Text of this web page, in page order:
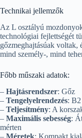
Technikai jellemzők
Az L osztályú
technológiai fejlettségét
gőzmeghajtásúak voltak,
mind személy-, mind
Főbb műszaki adatok:
– Hajtásrendszer: Gőz
– Tengelyelrendezés:
– Teljesítmény: A
– Maximális sebesség:
mérten
– Méretek: Kompakt